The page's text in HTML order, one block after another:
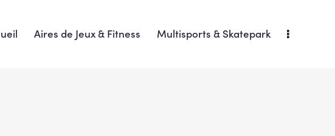
Aires de Jeux & Fitness Multisports & Skatepark